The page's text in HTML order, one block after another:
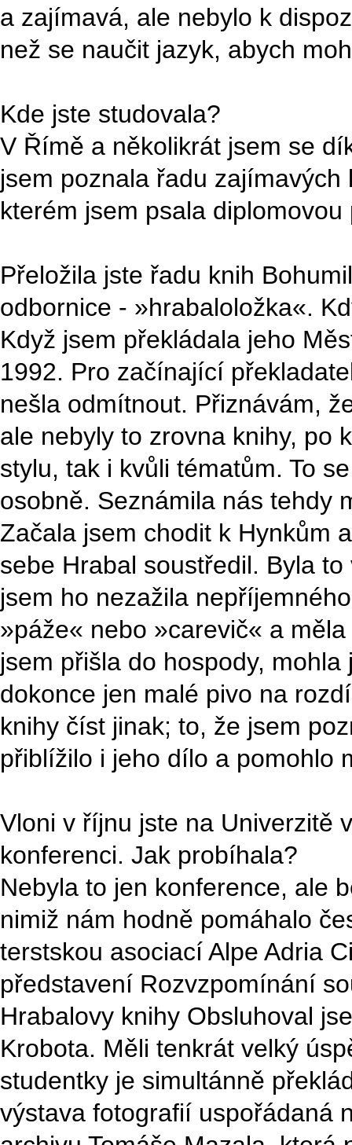
a zajímavá, ale nebylo k
než se naučit jazyk, abych
Kde jste studovala?
V Římě a několikrát jsem se
jsem poznala řadu
kterém jsem psala diplomovou
Přeložila jste řadu knih
odbornice - »hrabaloložka«.
Když jsem překládala jeho
1992. Pro začínající
nešla odmítnout. Přiznávám,
ale nebyly to zrovna knihy, po
stylu, tak i kvůli tématům. To
osobně. Seznámila nás tehdy
Začala jsem chodit k Hynkům
sebe Hrabal soustředil. Byla
jsem ho nezažila
»páže« nebo »carevič« a
jsem přišla do hospody,
dokonce jen malé pivo na
knihy číst jinak; to, že jsem
přiblížilo i jeho dílo a pomohlo
Vloni v říjnu jste na Univerzitě
konferenci. Jak probíhala?
Nebyla to jen konference, ale
nimiž nám hodně pomáhalo
terstskou asociací Alpe Adria
představení Rozvzpomínání
Hrabalovy knihy Obsluhoval
Krobota. Měli tenkrát velký
studentky je simultánně
výstava fotografií uspořádaná